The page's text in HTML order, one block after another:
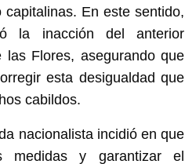
En este sentido,
la inacción del anterior
las Flores, asegurando que
esta desigualdad que
cabildos.
nacionalista incidió en que
medidas y garantizar el